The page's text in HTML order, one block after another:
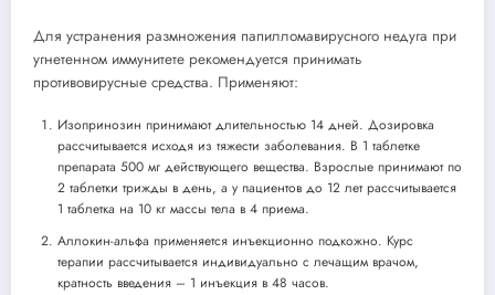
Для устранения размножения папилломавирусного недуга при
угнетенном иммунитете рекомендуется принимать
противовирусные средства. Применяют:
Изопринозин принимают длительностью 14 дней. Дозировка
рассчитывается исходя из тяжести заболевания. В 1 таблетке
препарата 500 мг действующего вещества. Взрослые принимают по
2 таблетки трижды в день, а у пациентов до 12 лет рассчитывается
1 таблетка на 10 кг массы тела в 4 приема.
Аллокин-альфа применяется инъекционно подкожно. Курс
терапии рассчитывается индивидуально с лечащим врачом,
кратность введения – 1 инъекция в 48 часов.